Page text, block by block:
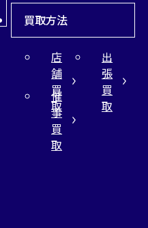
買取方法
店
舗
買
取
出
張
買
取
催
事
買
取